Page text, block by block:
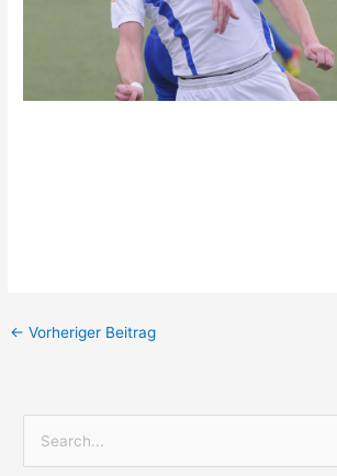
← Vorheriger Beitrag